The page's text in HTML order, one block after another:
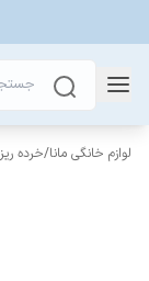
لوازم خانگی مانا/خرده ریز